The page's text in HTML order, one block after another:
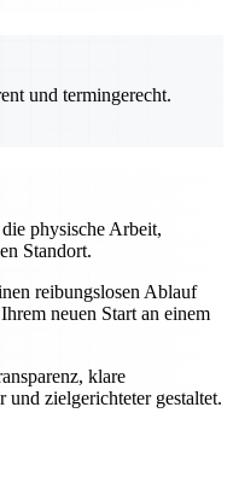
und termingerecht.
physische Arbeit,
Standort.
reibungslosen Ablauf
neuen Start an einem
klare
zielgerichteter gestaltet.